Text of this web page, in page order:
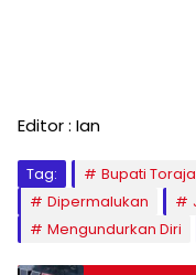
Editor : Ian
Tag: Bupati
Dipermalukan
Mengundurkan Diri